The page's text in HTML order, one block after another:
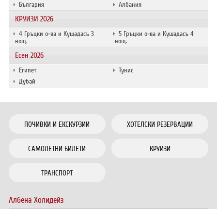
България
Албания
КРУИЗИ 2026
4 Гръцки о-ва и Кушадасъ 3
нощ.
5 Гръцки о-ва и Кушадасъ 4
нощ.
Есен 2026
Египет
Тунис
Дубай
ПОЧИВКИ И ЕКСКУРЗИИ ХОТЕЛСКИ РЕЗЕРВАЦИИ
САМОЛЕТНИ БИЛЕТИ КРУИЗИ
ТРАНСПОРТ
Албена Холидейз